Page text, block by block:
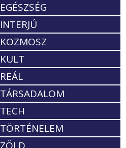
EGÉSZSÉG
INTERJÚ
KOZMOSZ
KULT
REÁL
TÁRSADALOM
TECH
TÖRTÉNELEM